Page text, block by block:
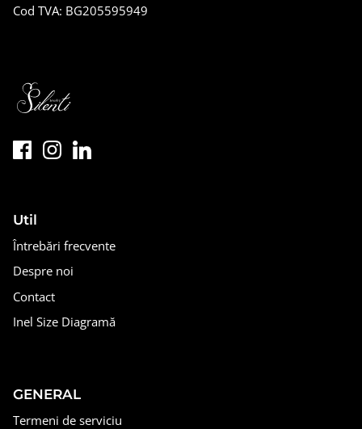
Cod TVA: BG205595949
Util
Întrebări frecvente
Despre noi
Contact
Inel Size Diagramă
GENERAL
Termeni de serviciu